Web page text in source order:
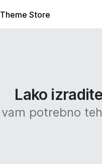
Store
Lako
vam potrebno